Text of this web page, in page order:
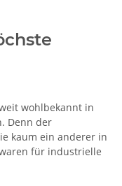
wohlbekannt in
Denn der
kaum ein anderer in
für industrielle